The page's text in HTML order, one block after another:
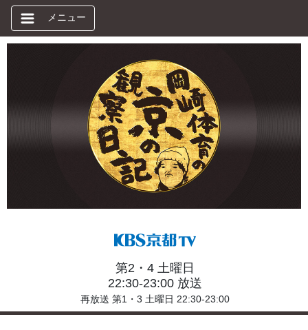
メニュー
第2・4 土曜日
22:30-23:00 放送
再放送 第1・3 土曜日 22:30-23:00